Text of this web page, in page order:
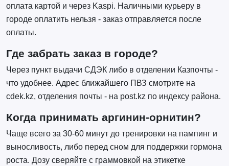
оплата картой и через Kaspi. Наличными курьеру в
городе оплатить нельзя - заказ отправляется после
оплаты.
Где забрать заказ в городе?
Через пункт выдачи СДЭК либо в отделении Казпочты -
что удобнее. Адрес ближайшего ПВЗ смотрите на
cdek.kz, отделения почты - на post.kz по индексу района.
Когда принимать аргинин-орнитин?
Чаще всего за 30-60 минут до тренировки на пампинг и
выносливость, либо перед сном для поддержки гормона
роста. Дозу сверяйте с граммовкой на этикетке